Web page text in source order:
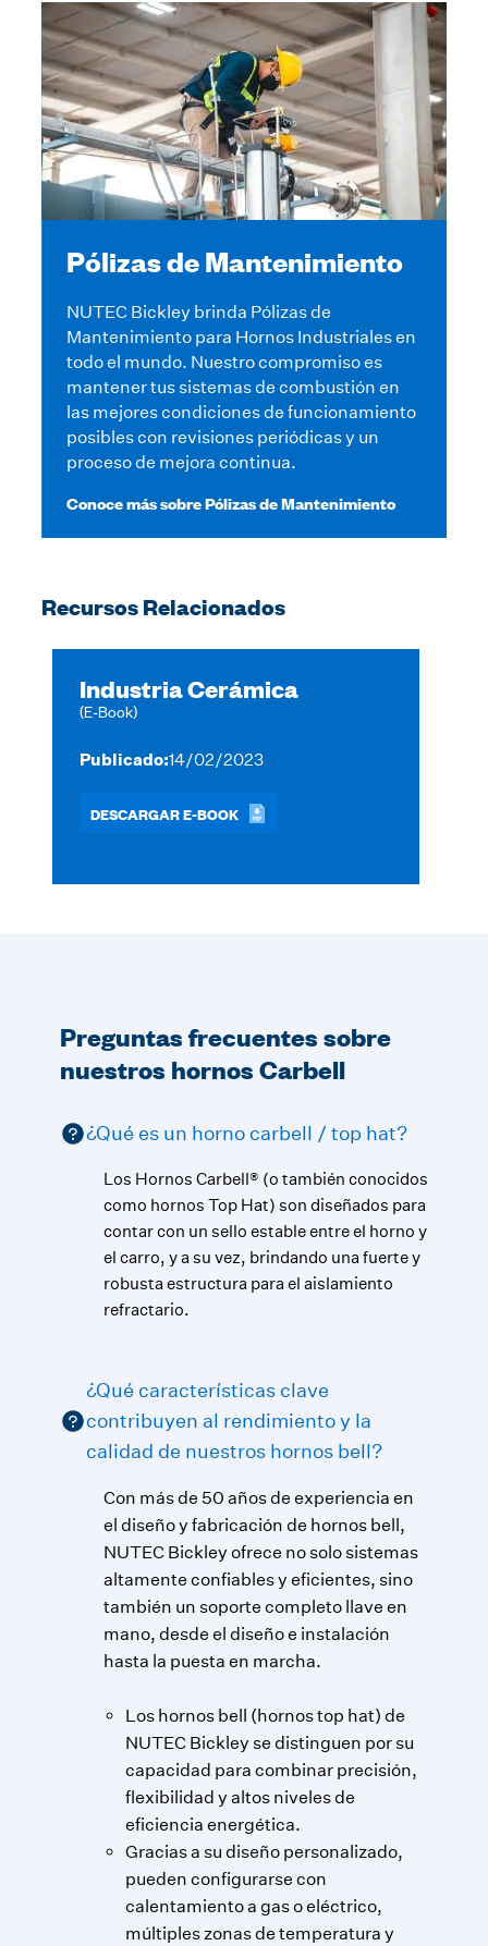
Pólizas de Mantenimiento
NUTEC Bickley brinda Pólizas de
Mantenimiento para Hornos Industriales en
todo el mundo. Nuestro compromiso es
mantener tus sistemas de combustión en
las mejores condiciones de funcionamiento
posibles con revisiones periódicas y un
proceso de mejora continua.
Conoce más sobre Pólizas de Mantenimiento
Recursos Relacionados
Industria Cerámica
(E-Book)
Publicado:14/02/2023
DESCARGAR E-BOOK
Preguntas frecuentes sobre
nuestros hornos Carbell
¿Qué es un horno carbell / top hat?
Los Hornos Carbell® (o también conocidos
como hornos Top Hat) son diseñados para
contar con un sello estable entre el horno y
el carro, y a su vez, brindando una fuerte y
robusta estructura para el aislamiento
refractario.
¿Qué características clave
contribuyen al rendimiento y la
calidad de nuestros hornos bell?
Con más de 50 años de experiencia en
el diseño y fabricación de hornos bell,
NUTEC Bickley ofrece no solo sistemas
altamente confiables y eficientes, sino
también un soporte completo llave en
mano, desde el diseño e instalación
hasta la puesta en marcha.
Los hornos bell (hornos top hat) de
NUTEC Bickley se distinguen por su
capacidad para combinar precisión,
flexibilidad y altos niveles de
eficiencia energética.
Gracias a su diseño personalizado,
pueden configurarse con
calentamiento a gas o eléctrico,
múltiples zonas de temperatura y